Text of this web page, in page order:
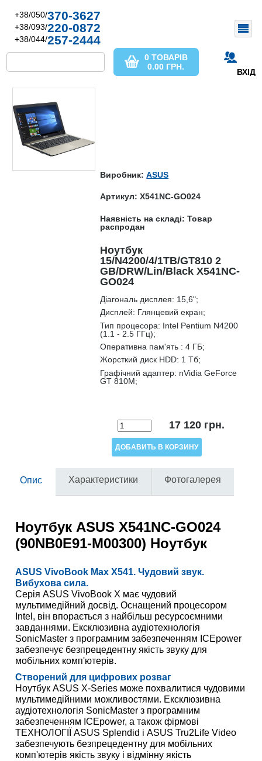
+38/050/370-3627
+38/093/220-0872
+38/044/257-2444
ВХІД
0 ТОВАРІВ
0.00 ГРН.
Виробник:ASUS
Артикул: X541NC-GO024
Наявність на складі: Товар
распродан
Ноутбук
15/N4200/4/1TB/GT810 2
GB/DRW/Lin/Black X541NC-
GO024
Діагональ дисплея: 15,6";
Дисплей: Глянцевий екран;
Тип процесора: Intel Pentium N4200
(1.1 - 2.5 ГГц);
Оперативна пам'ять :4 ГБ;
Жорсткий диск HDD: 1 Тб;
Графічний адаптер: nVidia GeForce
GT 810M;
17 120 грн.
Опис Характеристики Фотогалерея
Ноутбук ASUS X541NC-GO024
(90NB0E91-M00300) Ноутбук
ASUS VivoBook Max X541. Чудовий звук.
Вибухова сила.
Серія ASUS VivoBook X має чудовий
мультимедійний досвід. Оснащений процесором
Intel, він впорається з найбільш ресурсоємними
завданнями. Ексклюзивна аудіотехнологія
SonicMaster з програмним забезпеченням ICEpower
забезпечує безпрецедентну якість звуку для
мобільних комп'ютерів.
Створений для цифрових розваг
Ноутбук ASUS X-Series може похвалитися чудовими
мультимедійними можливостями. Ексклюзивна
аудіотехнологія SonicMaster з програмним
забезпеченням ICEpower, а також фірмові
ТЕХНОЛОГІЇ ASUS Splendid і ASUS Tru2Life Video
забезпечують безпрецедентну для мобільних
комп'ютерів якість звуку і відмінну якість